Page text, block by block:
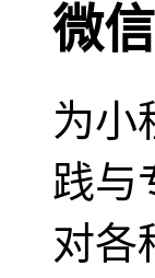
微
为小
践与
对各